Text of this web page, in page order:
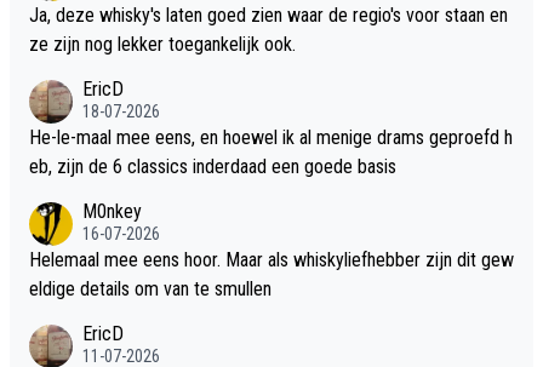
Ja, deze whisky's laten goed zien waar de regio's voor staan en
ze zijn nog lekker toegankelijk ook.
EricD
18-07-2026
He-le-maal mee eens, en hoewel ik al menige drams geproefd h
eb, zijn de 6 classics inderdaad een goede basis
M0nkey
16-07-2026
Helemaal mee eens hoor. Maar als whiskyliefhebber zijn dit gew
eldige details om van te smullen
EricD
11-07-2026